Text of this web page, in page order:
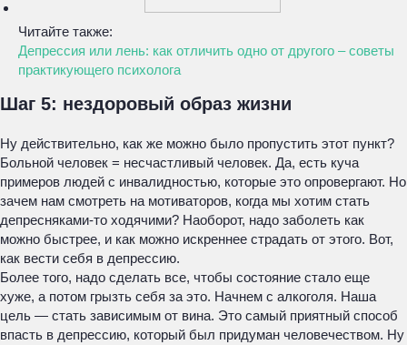
Читайте также:
Депрессия или лень: как отличить одно от другого – советы
практикующего психолога
Шаг 5: нездоровый образ жизни
Ну действительно, как же можно было пропустить этот пункт?
Больной человек = несчастливый человек. Да, есть куча
примеров людей с инвалидностью, которые это опровергают. Но
зачем нам смотреть на мотиваторов, когда мы хотим стать
депресняками-то ходячими? Наоборот, надо заболеть как
можно быстрее, и как можно искреннее страдать от этого. Вот,
как вести себя в депрессию.
Более того, надо сделать все, чтобы состояние стало еще
хуже, а потом грызть себя за это. Начнем с алкоголя. Наша
цель — стать зависимым от вина. Это самый приятный способ
впасть в депрессию, который был придуман человечеством. Ну